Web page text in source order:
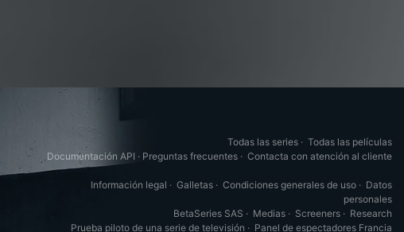
Todas las series · Todas las películas
Documentación API · Preguntas frecuentes · Contacta con atención al cliente
Información legal · Galletas · Condiciones generales de uso · Datos
personales
BetaSeries SAS · Medias · Screeners · Research
Prueba piloto de una serie de televisión · Panel de espectadores Francia